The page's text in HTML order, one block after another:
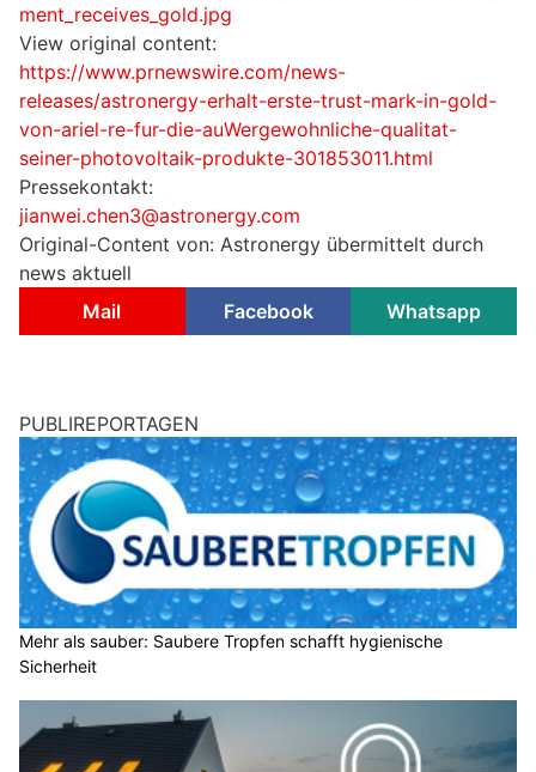
ment_receives_gold.jpg
View original content:
https://www.prnewswire.com/news-
releases/astronergy-erhalt-erste-trust-mark-in-gold-
von-ariel-re-fur-die-auWergewohnliche-qualitat-
seiner-photovoltaik-produkte-301853011.html
Pressekontakt:
jianwei.chen3@astronergy.com
Original-Content von: Astronergy übermittelt durch
news aktuell
Mail
Facebook Whatsapp
PUBLIREPORTAGEN
Mehr als sauber: Saubere Tropfen schafft hygienische
Sicherheit